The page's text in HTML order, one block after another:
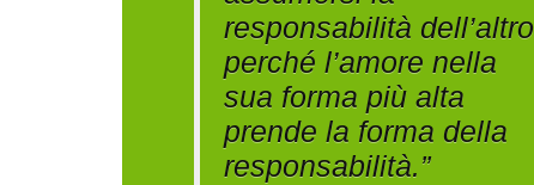
responsabilità dell’altro
perché l’amore nella
sua forma più alta
prende la forma della
responsabilità.”